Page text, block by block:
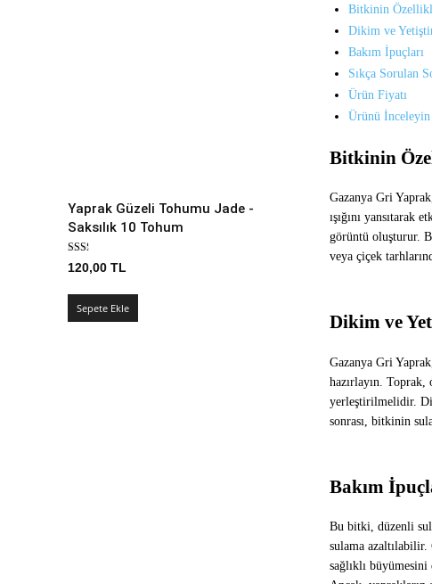
Yaprak Güzeli Tohumu Jade -
Saksılık 10 Tohum
120,00 TL
Sepete Ekle
Bitkinin
Dikim ve
Bakım İpuçları
Sıkça Sorulan
Ürün Fiyatı
Ürünü İnceleyin
Bitkinin
Gazanya Gri
ışığını
görüntü oluşturur.
veya çiçek
Dikim ve
Gazanya Gri
hazırlayın.
yerleştirilmelidir.
sonrası, bitkinin
Bakım
Bu bitki, düzenli
sulama
sağlıklı büyümesini